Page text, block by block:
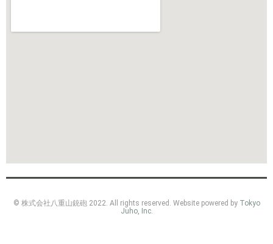
© 株式会社八重山銃砲 2022. All rights reserved. Website powered by Tokyo
Juho, Inc.